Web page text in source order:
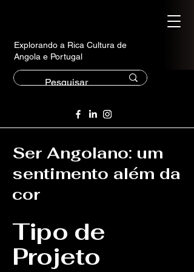
Explorando a Rica Cultura de
Angola e Portugal
Ser Angolano: um
sentimento além da
cor
Tipo de
Projeto